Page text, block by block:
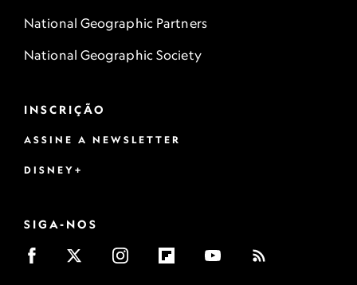
National Geographic Partners
National Geographic Society
INSCRIÇÃO
ASSINE A NEWSLETTER
DISNEY+
SIGA-NOS